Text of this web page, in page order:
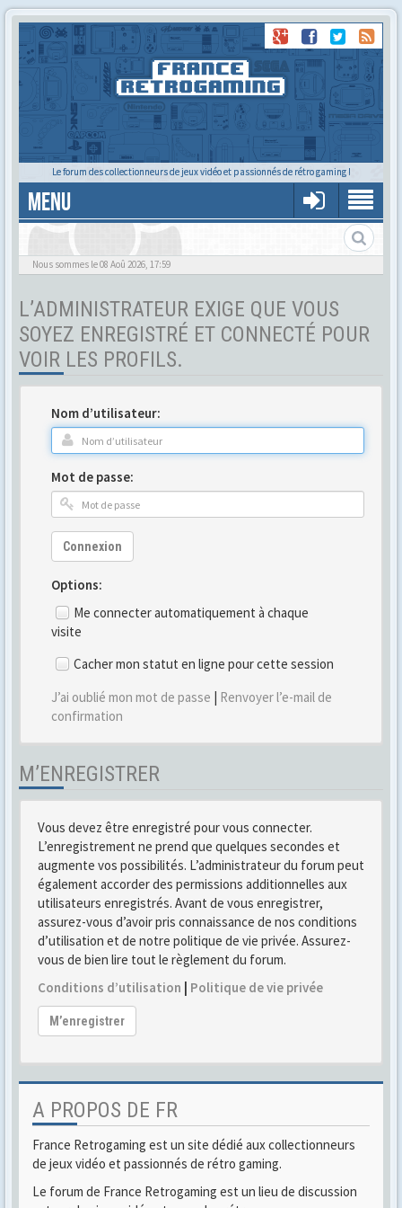
Le forum des collectionneurs de jeux vidéo et passionnés de rétro gaming !
MENU
Tu cherches quelqu'un ?
Nous sommes le 08 Aoû 2026, 17:59
L’ADMINISTRATEUR EXIGE QUE VOUS
SOYEZ ENREGISTRÉ ET CONNECTÉ POUR
VOIR LES PROFILS.
Nom d’utilisateur:
Mot de passe:
Connexion
Options:
Me connecter automatiquement à chaque
visite
Cacher mon statut en ligne pour cette session
J’ai oublié mon mot de passe | Renvoyer l’e-mail de
confirmation
M’ENREGISTRER
Vous devez être enregistré pour vous connecter.
L’enregistrement ne prend que quelques secondes et
augmente vos possibilités. L’administrateur du forum peut
également accorder des permissions additionnelles aux
utilisateurs enregistrés. Avant de vous enregistrer,
assurez-vous d’avoir pris connaissance de nos conditions
d’utilisation et de notre politique de vie privée. Assurez-
vous de bien lire tout le règlement du forum.
Conditions d’utilisation | Politique de vie privée
M’enregistrer
A PROPOS DE FR
France Retrogaming est un site dédié aux collectionneurs
de jeux vidéo et passionnés de rétro gaming.
Le forum de France Retrogaming est un lieu de discussion